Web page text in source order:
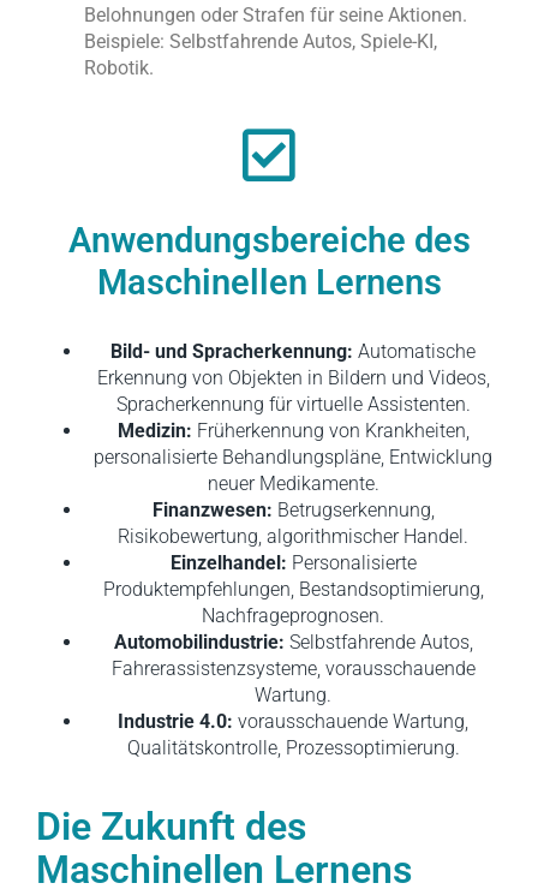
Belohnungen oder Strafen für seine Aktionen.
Beispiele: Selbstfahrende Autos, Spiele-KI,
Robotik.
Anwendungsbereiche des
Maschinellen Lernens
Bild- und Spracherkennung: Automatische
Erkennung von Objekten in Bildern und Videos,
Spracherkennung für virtuelle Assistenten.
Medizin: Früherkennung von Krankheiten,
personalisierte Behandlungspläne, Entwicklung
neuer Medikamente.
Finanzwesen: Betrugserkennung,
Risikobewertung, algorithmischer Handel.
Einzelhandel: Personalisierte
Produktempfehlungen, Bestandsoptimierung,
Nachfrageprognosen.
Automobilindustrie: Selbstfahrende Autos,
Fahrerassistenzsysteme, vorausschauende
Wartung.
Industrie 4.0: vorausschauende Wartung,
Qualitätskontrolle, Prozessoptimierung.
Die Zukunft des
Maschinellen Lernens